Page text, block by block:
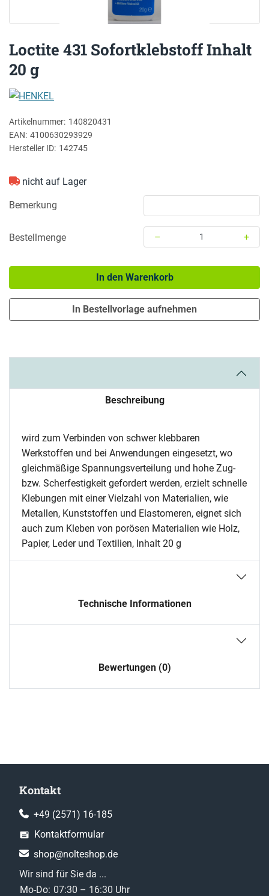
Loctite 431 Sofortklebstoff Inhalt
20 g
Artikelnummer: 140820431
EAN: 4100630293929
Hersteller ID: 142745
nicht auf Lager
Bemerkung
Bestellmenge –
+
In den Warenkorb
In Bestellvorlage aufnehmen
Beschreibung
wird zum Verbinden von schwer klebbaren
Werkstoffen und bei Anwendungen eingesetzt, wo
gleichmäßige Spannungsverteilung und hohe Zug-
bzw. Scherfestigkeit gefordert werden, erzielt schnelle
Klebungen mit einer Vielzahl von Materialien, wie
Metallen, Kunststoffen und Elastomeren, eignet sich
auch zum Kleben von porösen Materialien wie Holz,
Papier, Leder und Textilien, Inhalt 20 g
Technische Informationen
Bewertungen (0)
Kontakt
+49 (2571) 16-185
Kontaktformular
shop@nolteshop.de
Wir sind für Sie da ...
Mo-Do: 07:30 – 16:30 Uhr